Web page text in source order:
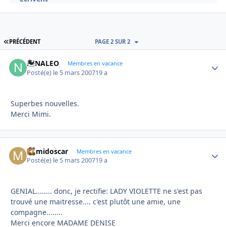
PREMIÈRE PAGE
PRÉCÉDENT PAGE 2 SUR 2
NINALEO Membres en vacance
Posté(e) le 5 mars 200719 a
Superbes nouvelles.
Merci Mimi.
mimidoscar Membres en vacance
Posté(e) le 5 mars 200719 a
GENIAL........ donc, je rectifie: LADY VIOLETTE ne s'est pas
trouvé une maitresse.... c'est plutôt une amie, une
compagne........
Merci encore MADAME DENISE